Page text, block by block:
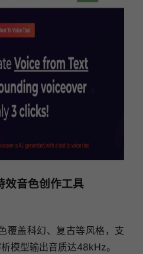
效音色创作工具
覆盖科幻、复古等风格，支
模型输出音质达48kHz。